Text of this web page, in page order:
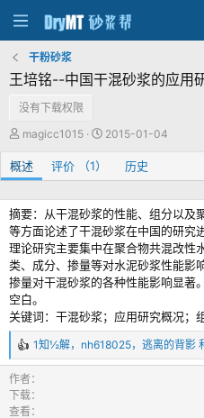
干粉砂浆
王培铭--中国干混砂浆的应用
没有下载权限
作
magicc1015
创
期
2015-01-04
概述 评价 （1） 历史
摘要：从干混砂浆的性能、组分以及
等方面论述了干混砂浆在中国的研究
理论研究主要集中在聚合物共混改性
类、成分、掺量等对水泥砂浆性能影
掺量对干混砂浆的各种性能影响显著
空白。
关键词：干混砂浆；应用研究概况；
反
馈
：
1知½解， nh618025， 逃离的背影
作者
下载
查看